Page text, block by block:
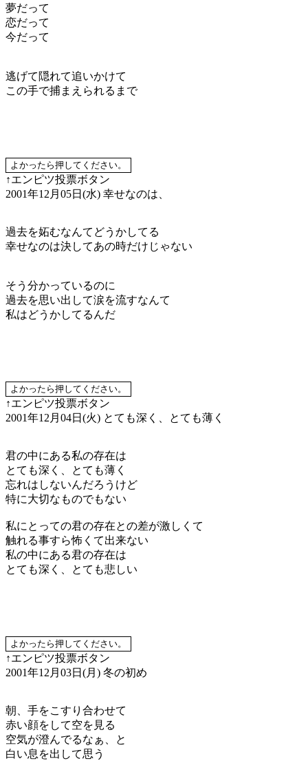
夢だって
恋だって
今だって
逃げて隠れて追いかけて
この手で捕まえられるまで
↑エンピツ投票ボタン
2001年12月05日(水) 幸せなのは、
過去を妬むなんてどうかしてる
幸せなのは決してあの時だけじゃない
そう分かっているのに
過去を思い出して涙を流すなんて
私はどうかしてるんだ
↑エンピツ投票ボタン
2001年12月04日(火) とても深く、とても薄く
君の中にある私の存在は
とても深く、とても薄く
忘れはしないんだろうけど
特に大切なものでもない
私にとっての君の存在との差が激しくて
触れる事すら怖くて出来ない
私の中にある君の存在は
とても深く、とても悲しい
↑エンピツ投票ボタン
2001年12月03日(月) 冬の初め
朝、手をこすり合わせて
赤い顔をして空を見る
空気が澄んでるなぁ、と
白い息を出して思う